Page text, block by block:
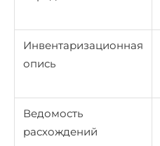
Инвентаризационная
опись
Ведомость
расхождений